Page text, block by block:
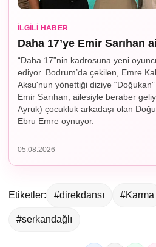
İLGILI HABER
Daha 17’ye Emir Sarıhan
“Daha 17”nin kadrosuna yeni
ediyor. Bodrum’da çekilen, Emre
Aksu'nun yönettiği diziye
Emir Sarıhan, ailesiyle beraber
Ayruk) çocukluk arkadaşı olan
Ebru Emre oynuyor.
05.08.2026
Etiketler: #direkdansı #Karma
#serkandağlı